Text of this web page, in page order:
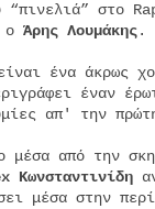
“πινελιά” στο
ο Άρης Λουμάκης.
ένα άκρως
έναν
απ' την
μέσα από την
Κωνσταντινίδη
μέσα στην